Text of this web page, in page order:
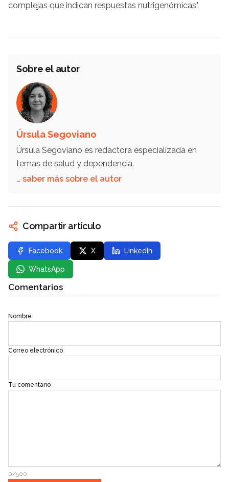
complejas que indican respuestas nutrigenómicas".
Sobre el autor
Úrsula Segoviano
Úrsula Segoviano es redactora especializada en
temas de salud y dependencia.
… saber más sobre el autor
Compartir artículo
Facebook X LinkedIn
WhatsApp
Comentarios
Nombre
Correo electrónico
Tu comentario
0/500